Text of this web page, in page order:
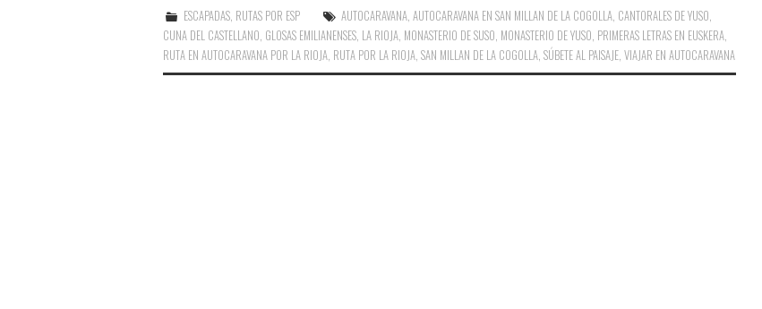
ESCAPADAS RUTAS POR ESP AUTOCARAVANA ,AUTOCARAVANA EN SAN MILLAN DE LA COGOLLA CANTORALES DE YUSO
CUNA DEL CASTELLANO GLOSAS EMILIANENSES LA RIOJA MONASTERIO DE SUSO MONASTERIO DE YUSO PRIMERAS LETRAS EN EUSKERA
RUTA EN AUTOCARAVANA POR LA RIOJA RUTA POR LA RIOJA SAN MILLAN DE LA COGOLLA SÚBETE AL PAISAJE VIAJAR EN AUTOCARAVANA